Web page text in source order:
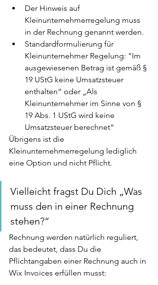
Der Hinweis auf
Kleinunternehmerregelung muss
in der Rechnung genannt werden.
Standardformulierung für
Kleinunternehmer Regelung: "Im
ausgewiesenen Betrag ist gemäß §
19 UStG keine Umsatzsteuer
enthalten“ oder „Als
Kleinunternehmer im Sinne von §
19 Abs. 1 UStG wird keine
Umsatzsteuer berechnet“
Übrigens ist die
Kleinunternehmerregelung lediglich
eine Option und nicht Pflicht.
Vielleicht fragst Du Dich „Was
muss den in einer Rechnung
stehen?“
Rechnung werden natürlich reguliert,
das bedeutet, dass Du die
Pflichtangaben einer Rechnung auch in
Wix Invoices erfüllen musst: